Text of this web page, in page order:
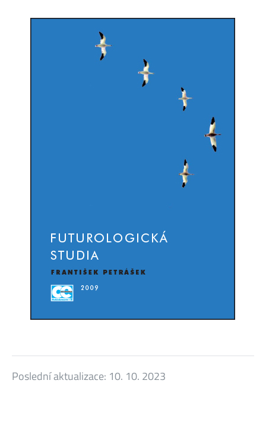
Poslední aktualizace: 10. 10. 2023